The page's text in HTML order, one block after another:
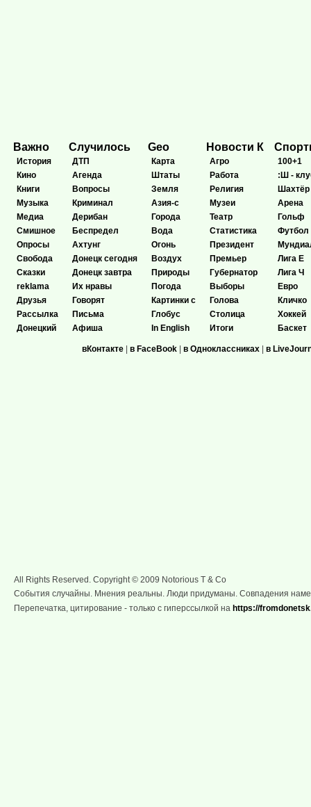
Важно
История
Кино
Книги
Музыка
Медиа
Смишное
Опросы
Свобода
Сказки
reklama
Друзья
Рассылка
Донецкий
Случилось
ДТП
Агенда
Вопросы
Криминал
Дерибан
Беспредел
Ахтунг
Донецк сегодня
Донецк завтра
Их нравы
Говорят
Письма
Афиша
Geo
Карта
Штаты
Земля
Азия-с
Города
Вода
Огонь
Воздух
Природы
Погода
Картинки с
Глобус
In English
Новости К
Агро
Работа
Религия
Музеи
Театр
Статистика
Президент
Премьер
Губернатор
Выборы
Голова
Столица
Итоги
100+1
:Ш -
Шахтёр
Арена
Гольф
Футбол
Лига Е
Лига Ч
Евро
Кличко
Хоккей
Баскет
вКонтакте | в FaceBook | в Одноклассниках | в
All Rights Reserved. Copyright © 2009 Notorious T & Co
События случайны. Мнения реальны. Люди придуманы. Совпадения
Перепечатка, цитирование - только с гиперссылкой на https://